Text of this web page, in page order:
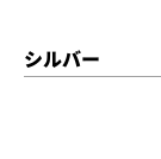
シルバー